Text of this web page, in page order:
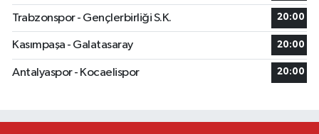
Trabzonspor - Gençlerbirliği S.K. 20:00
Kasımpaşa - Galatasaray 20:00
Antalyaspor - Kocaelispor 20:00